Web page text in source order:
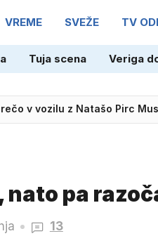
VREME SVEŽE TV
Tuja scena Veriga
v vozilu z Natašo Pirc
vlogo v prihajajočem filmu
pa
13